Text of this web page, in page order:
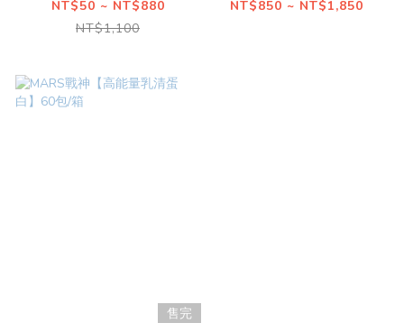
包/盒裝
NT$50 ~ NT$880
NT$1,100
/ 2KG
NT$850 ~ NT$1,850
售完